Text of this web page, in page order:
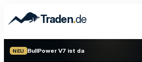
Traden.de
NEU BullPower V7 ist da